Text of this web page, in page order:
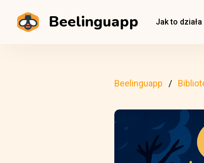
Beelinguapp Jak to działa
Beelinguapp